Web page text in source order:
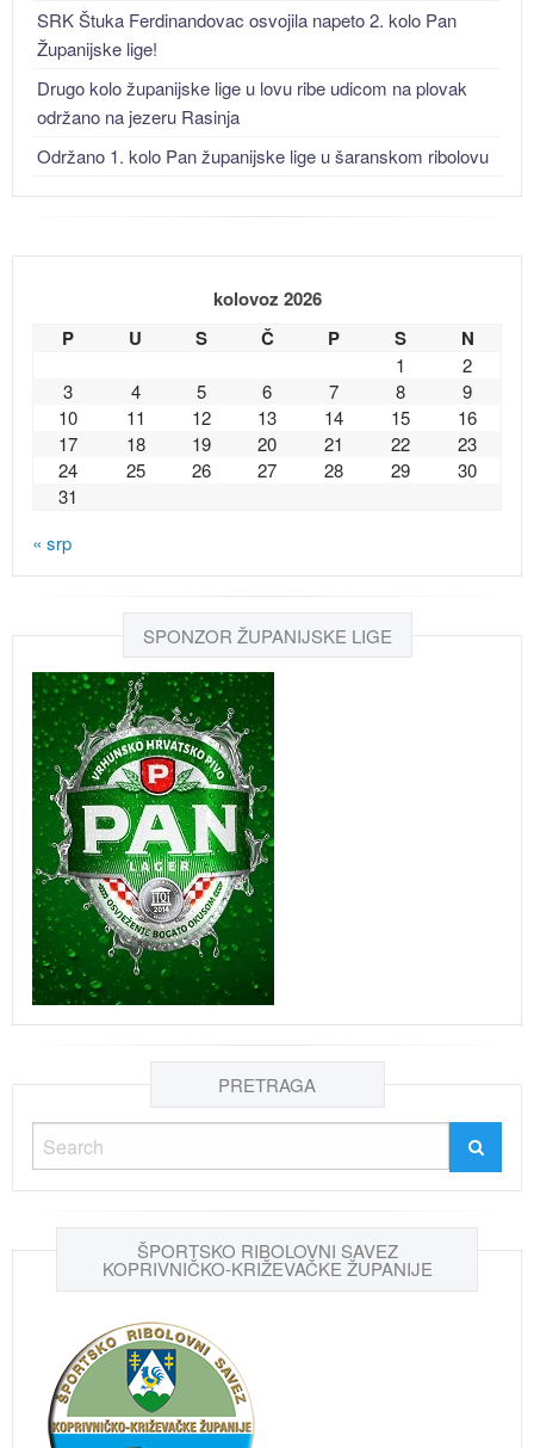
SRK Štuka Ferdinandovac osvojila napeto 2. kolo Pan
Županijske lige!
Drugo kolo županijske lige u lovu ribe udicom na plovak
održano na jezeru Rasinja
Održano 1. kolo Pan županijske lige u šaranskom ribolovu
kolovoz 2026
P
U S Č P S N
1
2
3
4 5 6 7 8
9
10
11 12 13 14 15
16
17
18 19 20 21 22
23
24
25 26 27 28 29
30
31
« srp
SPONZOR ŽUPANIJSKE LIGE
PRETRAGA
ŠPORTSKO RIBOLOVNI SAVEZ
KOPRIVNIČKO-KRIŽEVAČKE ŽUPANIJE